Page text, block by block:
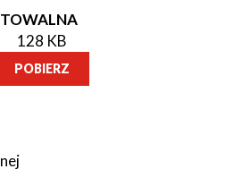
128 KB
POBIERZ